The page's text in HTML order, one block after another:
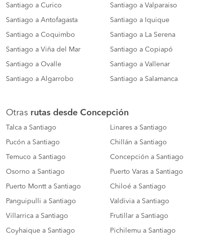
Santiago a Curico Santiago a Valparaiso
Santiago a Antofagasta Santiago a Iquique
Santiago a Coquimbo Santiago a La Serena
Santiago a Viña del Mar Santiago a Copiapó
Santiago a Ovalle Santiago a Vallenar
Santiago a Algarrobo Santiago a Salamanca
Otras rutas desde Concepción
Talca a Santiago Linares a Santiago
Pucón a Santiago Chillán a Santiago
Temuco a Santiago Concepción a Santiago
Osorno a Santiago Puerto Varas a Santiago
Puerto Montt a Santiago Chiloé a Santiago
Panguipulli a Santiago Valdivia a Santiago
Villarrica a Santiago Frutillar a Santiago
Coyhaique a Santiago Pichilemu a Santiago